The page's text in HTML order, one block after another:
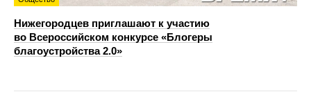
Нижегородцев приглашают к участию
во Всероссийском конкурсе «Блогеры
благоустройства 2.0»